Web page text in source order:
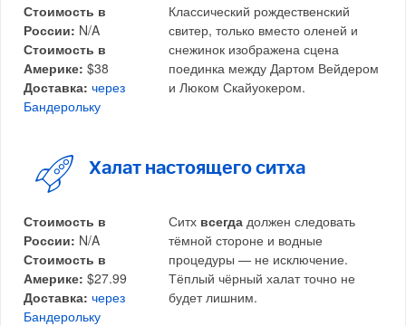
Стоимость в
России: N/A
Стоимость в
Америке:$38
Доставка: через
Бандерольку
Классический рождественский
свитер, только вместо оленей и
снежинок изображена сцена
поединка между Дартом Вейдером
и Люком Скайуокером.
Халат настоящего ситха
Стоимость в
России: N/A
Стоимость в
Америке:$27.99
Доставка: через
Бандерольку
Ситх всегда должен следовать
тёмной стороне и водные
процедуры — не исключение.
Тёплый чёрный халат точно не
будет лишним.